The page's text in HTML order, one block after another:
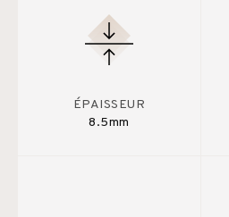
ÉPAISSEUR
8.5mm